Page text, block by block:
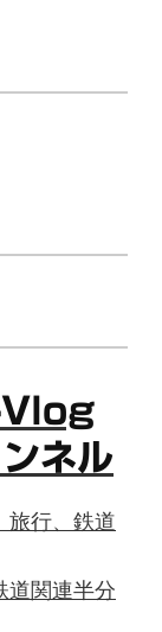
ネル
旅行、鉄道
道関連半分